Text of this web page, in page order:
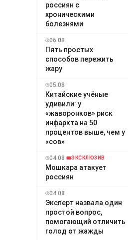
россиян с
хроническими
болезнями
06.08
Пять простых
способов пережить
жару
05.08
Китайские учёные
удивили: у
«жаворонков» риск
инфаркта на 50
процентов выше, чем у
«сов»
04.08 ЭКСКЛЮЗИВ
Мошкара атакует
россиян
04.08
Эксперт назвала один
простой вопрос,
помогающий отличить
голод от жажды